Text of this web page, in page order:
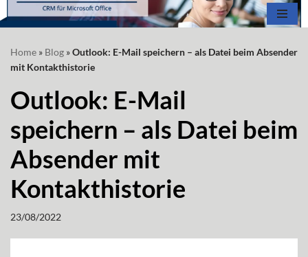
Inhalt
springen
Home » Blog »Outlook: E-Mail speichern – als Datei beim Absender
mit Kontakthistorie
Outlook: E-Mail
speichern – als Datei beim
Absender mit
Kontakthistorie
23/08/2022